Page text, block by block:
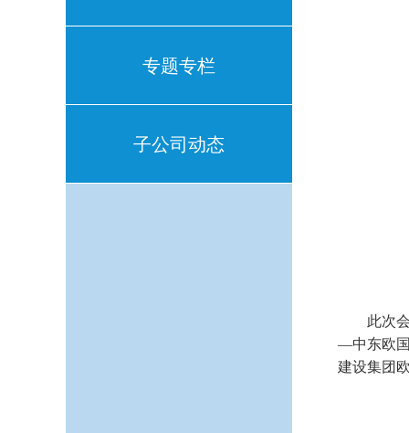
专题专栏
子公司动态
此次
—中东欧国
建设集团